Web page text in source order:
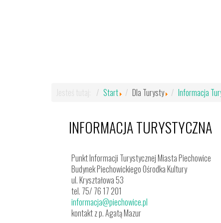
Jesteś tutaj: Start Dla Turysty Informacja
INFORMACJA TURYSTYCZNA
Punkt Informacji Turystycznej Miasta Piechowice
Budynek Piechowickiego Ośrodka Kultury
ul. Kryształowa 53
tel. 75/ 76 17 201
informacja@piechowice.pl
kontakt z p. Agatą Mazur